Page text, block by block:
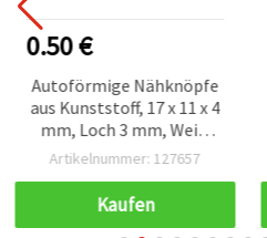
0.50 €
Autoförmige Nähknöpfe
aus Kunststoff, 17 x 11 x 4
mm, Loch 3 mm, Weiß
und Rot - 10 Stück
Artikelnummer: 127657
Kaufen